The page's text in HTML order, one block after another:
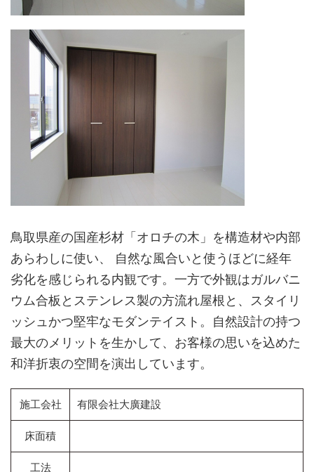
鳥取県産の国産杉材「オロチの木」を構造材や内部
あらわしに使い、 自然な風合いと使うほどに経年
劣化を感じられる内観です。一方で外観はガルバニ
ウム合板とステンレス製の方流れ屋根と、スタイリ
ッシュかつ堅牢なモダンテイスト。自然設計の持つ
最大のメリットを生かして、お客様の思いを込めた
和洋折衷の空間を演出しています。
施工会社 有限会社大廣建設
床面積
工法